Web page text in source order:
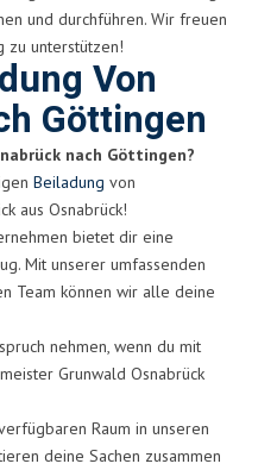
und durchführen. Wir freuen
zu unterstützen!
Von
Göttingen
nach Göttingen?
Beiladung von
aus Osnabrück!
bietet dir eine
Mit unserer umfassenden
Team können wir alle deine
nehmen, wenn du mit
Grunwald Osnabrück
Raum in unseren
deine Sachen zusammen